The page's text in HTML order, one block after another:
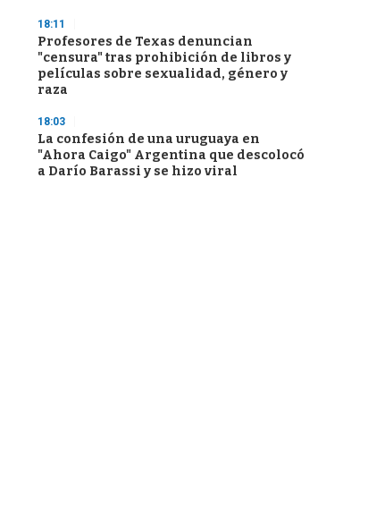
18:11
Profesores de Texas denuncian
"censura" tras prohibición de libros y
películas sobre sexualidad, género y
raza
18:03
La confesión de una uruguaya en
"Ahora Caigo" Argentina que descolocó
a Darío Barassi y se hizo viral